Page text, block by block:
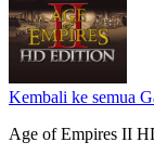
Kembali ke semua
Age of Empires II